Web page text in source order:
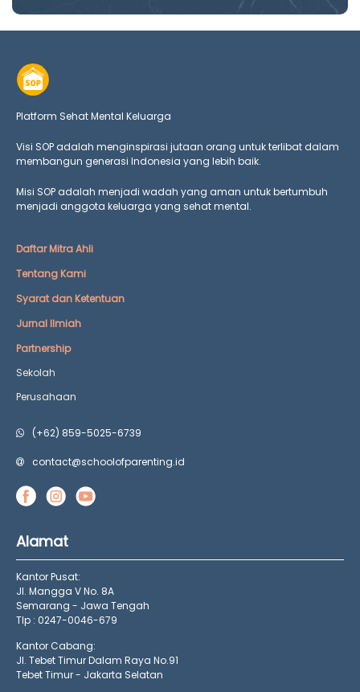
Platform Sehat Mental Keluarga
Visi SOP adalah menginspirasi jutaan orang untuk terlibat dalam
membangun generasi Indonesia yang lebih baik.
Misi SOP adalah menjadi wadah yang aman untuk bertumbuh
menjadi anggota keluarga yang sehat mental.
Daftar Mitra Ahli
Tentang Kami
Syarat dan Ketentuan
Jurnal Ilmiah
Partnership
Sekolah
Perusahaan
(+62) 859-5025-6739
contact@schoolofparenting.id
Alamat
Kantor Pusat:
Jl. Mangga V No. 8A
Semarang - Jawa Tengah
Tlp : 0247-0046-679
Kantor Cabang:
Jl. Tebet Timur Dalam Raya No.91
Tebet Timur - Jakarta Selatan